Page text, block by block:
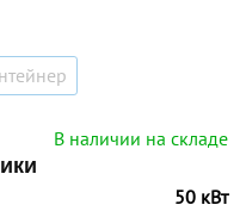
В наличии на складе
50 кВт